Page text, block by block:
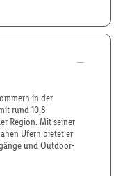
in der
rund 10,8
Region. Mit seiner
Ufern bietet er
und Outdoor-